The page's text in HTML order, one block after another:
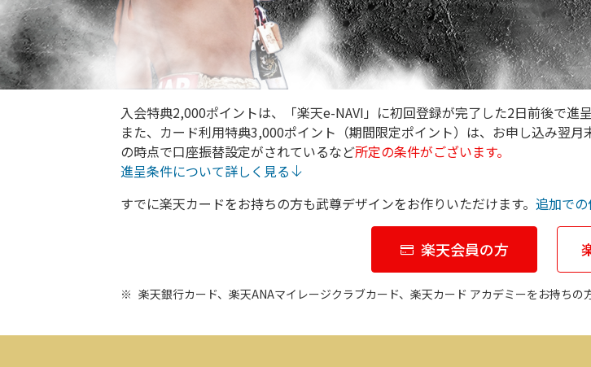
入会特典2,000ポイントは、「楽天e-NAVI」に初回登録が完了した2日前後で進呈
また、カード利用特典3,000ポイント（期間限定ポイント）は、お申し込み翌月
の時点で口座振替設定がされているなど所定の条件がございます。
進呈条件について詳しく見る
すでに楽天カードをお持ちの方も武尊デザインをお作りいただけます。 追加で
楽天会員の方
楽天銀行カード、楽天ANAマイレージクラブカード、楽天カード アカデミーをお持ちの